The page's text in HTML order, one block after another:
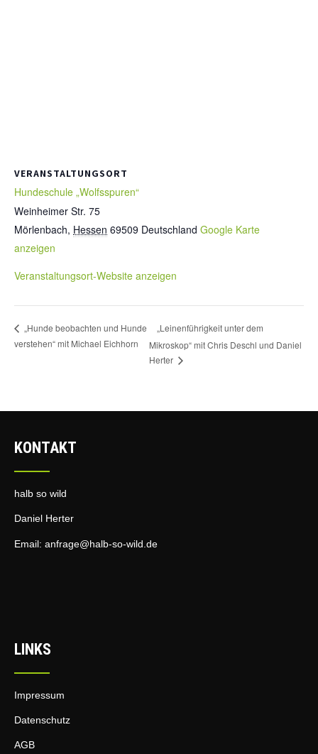
VERANSTALTUNGSORT
Hundeschule „Wolfsspuren“
Weinheimer Str. 75
Mörlenbach, Hessen 69509 Deutschland Google Karte
anzeigen
Veranstaltungsort-Website anzeigen
„Hunde beobachten und Hunde
verstehen“ mit Michael Eichhorn
„Leinenführigkeit unter dem
Mikroskop“ mit Chris Deschl und Daniel
Herter
KONTAKT
halb so wild
Daniel Herter
Email: anfrage@halb-so-wild.de
LINKS
Impressum
Datenschutz
AGB